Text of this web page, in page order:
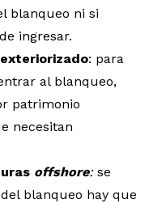
blanqueo ni si
ingresar.
: para
al blanqueo,
patrimonio
necesitan
offshore:se
blanqueo hay que